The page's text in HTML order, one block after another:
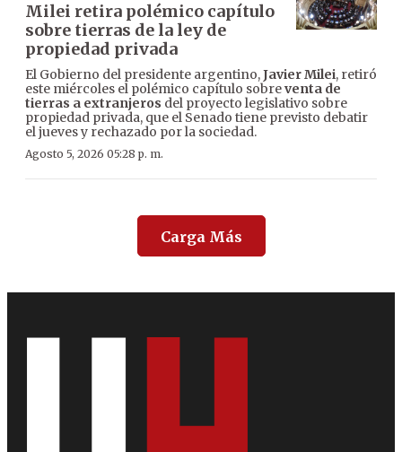
Milei retira polémico capítulo
sobre tierras de la ley de
propiedad privada
El Gobierno del presidente argentino,Javier Milei, retiró
este miércoles el polémico capítulo sobreventa de
tierras a extranjeros del proyecto legislativo sobre
propiedad privada, que el Senado tiene previsto debatir
el jueves y rechazado por la sociedad.
Agosto 5, 2026 05:28 p. m.
Carga Más